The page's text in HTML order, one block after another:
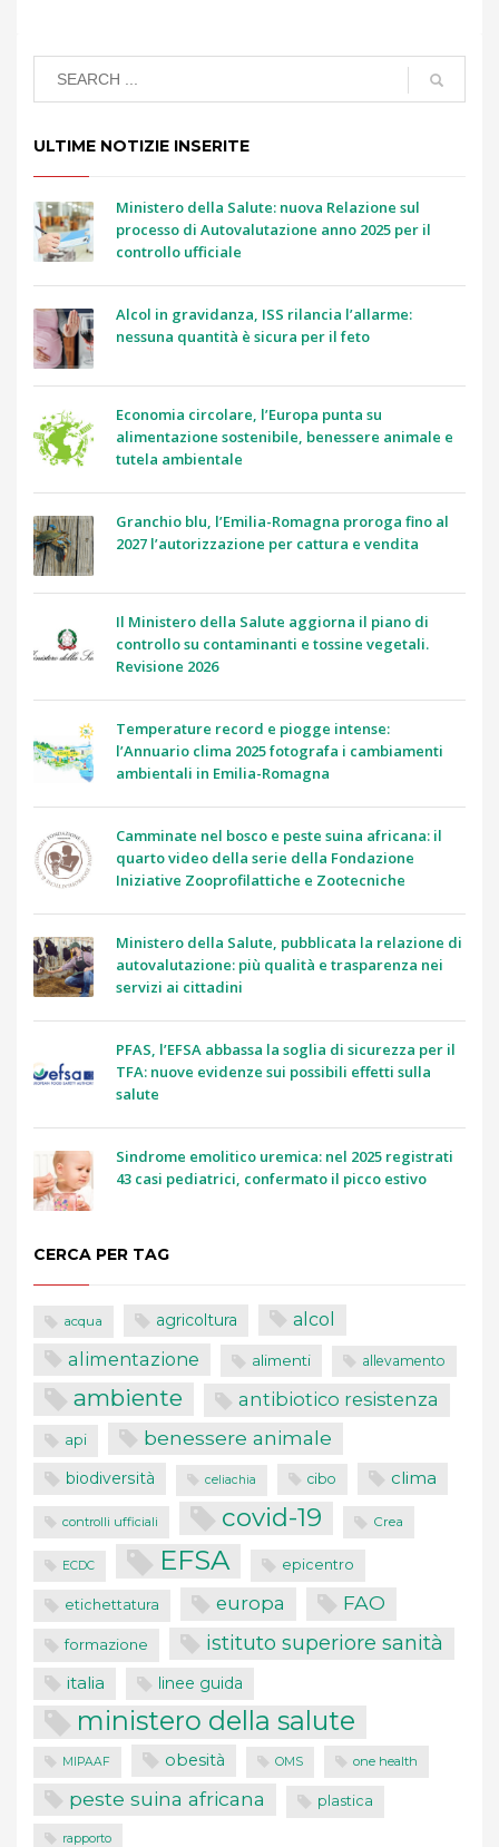
ULTIME NOTIZIE INSERITE
Ministero della Salute: nuova Relazione sul
processo di Autovalutazione anno 2025 per il
controllo ufficiale
Alcol in gravidanza, ISS rilancia l’allarme:
nessuna quantità è sicura per il feto
Economia circolare, l’Europa punta su
alimentazione sostenibile, benessere animale e
tutela ambientale
Granchio blu, l’Emilia-Romagna proroga fino al
2027 l’autorizzazione per cattura e vendita
Il Ministero della Salute aggiorna il piano di
controllo su contaminanti e tossine vegetali.
Revisione 2026
Temperature record e piogge intense:
l’Annuario clima 2025 fotografa i cambiamenti
ambientali in Emilia-Romagna
Camminate nel bosco e peste suina africana: il
quarto video della serie della Fondazione
Iniziative Zooprofilattiche e Zootecniche
Ministero della Salute, pubblicata la relazione di
autovalutazione: più qualità e trasparenza nei
servizi ai cittadini
PFAS, l’EFSA abbassa la soglia di sicurezza per il
TFA: nuove evidenze sui possibili effetti sulla
salute
Sindrome emolitico uremica: nel 2025 registrati
43 casi pediatrici, confermato il picco estivo
CERCA PER TAG
acqua agricoltura alcol
alimentazione alimenti allevamento
ambiente antibiotico resistenza
api benessere animale
biodiversità celiachia cibo clima
controlli ufficiali covid-19 Crea
ECDC EFSA epicentro
etichettatura europa FAO
formazione istituto superiore sanità
italia linee guida
ministero della salute
MIPAAF obesità OMS one health
peste suina africana plastica
rapporto